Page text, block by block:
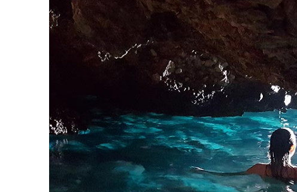
Im Tourenarchiv suchen
Land:
Gebirge:
Suchbegriff: